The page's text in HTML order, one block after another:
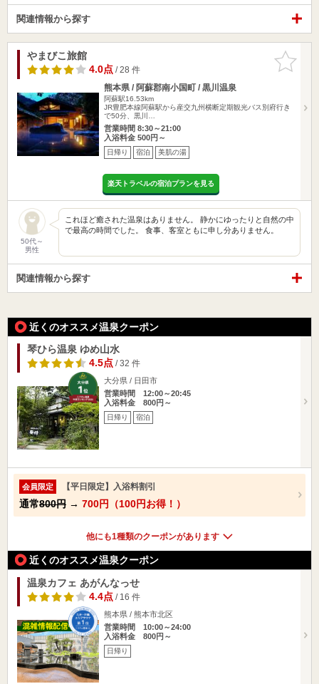
関連情報から探す
お気に入
りに追加
やまびこ旅館
4.0点/ 28 件
熊本県 / 阿蘇郡南小国町 / 黒川温泉
阿蘇駅16.53km
JR豊肥本線阿蘇駅から産交九州横断定期観光バス別府行き
で50分、黒川…
営業時間 8:30～21:00
入浴料金 500円～
日帰り 宿泊 美肌の湯
楽天トラベルの宿泊プランを見る
50代～
男性
これほど癒された温泉はありません。 静かにゆったりと自然の中
で最高の時間でした。 食事、客室ともに申し分ありません。
関連情報から探す
近くのオススメ温泉クーポン
琴ひら温泉 ゆめ山水
4.5点/ 32 件
大分県 / 日田市
営業時間 12:00～20:45
入浴料金 800円～
日帰り 宿泊
会員限定 【平日限定】入浴料割引
通常800円 → 700円（100円お得！）
他にも1種類のクーポンがあります
近くのオススメ温泉クーポン
温泉カフェ あがんなっせ
4.4点/ 16 件
熊本県 / 熊本市北区
営業時間 10:00～24:00
入浴料金 800円～
日帰り